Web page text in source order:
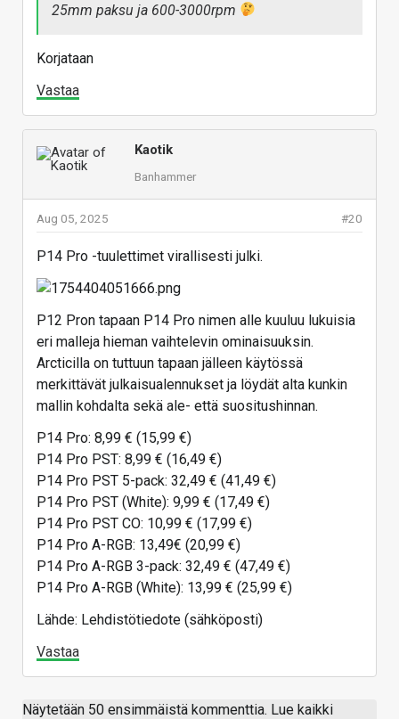
25mm paksu ja 600-3000rpm
Korjataan
Vastaa
Kaotik
Banhammer
#20
Aug 05, 2025
P14 Pro -tuulettimet virallisesti julki.
P12 Pron tapaan P14 Pro nimen alle kuuluu lukuisia
eri malleja hieman vaihtelevin ominaisuuksin.
Arcticilla on tuttuun tapaan jälleen käytössä
merkittävät julkaisualennukset ja löydät alta kunkin
mallin kohdalta sekä ale- että suositushinnan.
P14 Pro: 8,99 € (15,99 €)
P14 Pro PST: 8,99 € (16,49 €)
P14 Pro PST 5-pack: 32,49 € (41,49 €)
P14 Pro PST (White): 9,99 € (17,49 €)
P14 Pro PST CO: 10,99 € (17,99 €)
P14 Pro A-RGB: 13,49€ (20,99 €)
P14 Pro A-RGB 3-pack: 32,49 € (47,49 €)
P14 Pro A-RGB (White): 13,99 € (25,99 €)
Lähde: Lehdistötiedote (sähköposti)
Vastaa
Näytetään 50 ensimmäistä kommenttia. Lue kaikki